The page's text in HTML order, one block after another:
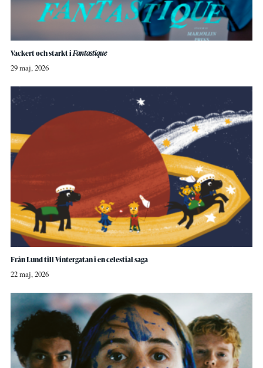
Vackert och starkt iFantastique
29 maj, 2026
Från Lund till Vintergatan i en celestial saga
22 maj, 2026